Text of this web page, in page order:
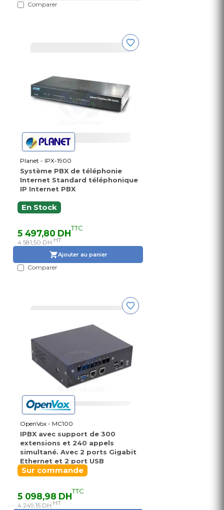
Comparer
Planet - IPX-1900
Système PBX de téléphonie
Internet Standard téléphonique
IP Internet PBX
En Stock
5 497,80 DHTTC
4 581,50 DH HT
Ajouter au panier
Comparer
OpenVox - MC100
IPBX avec support de 300
extensions et 240 appels
simultané. Avec 2 ports Gigabit
Ethernet et 2 port USB
Sur commande
5 098,98 DHTTC
4 249,15 DH HT